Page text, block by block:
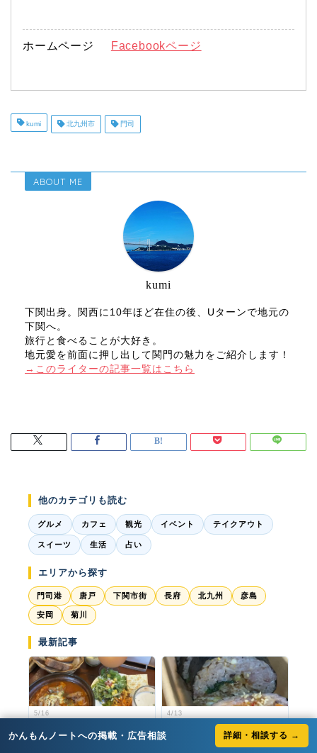
ホームページ Facebookページ
kumi 北九州市 門司
ABOUT ME
kumi
下関出身。関西に10年ほど在住の後、Uターンで地元の
下関へ。
旅行と食べることが大好き。
地元愛を前面に押し出して関門の魅力をご紹介します！
→このライターの記事一覧はこちら
他のカテゴリも読む
グルメ カフェ 観光 イベント テイクアウト
スイーツ 生活 占い
エリアから探す
門司港 唐戸 下関市街 長府 北九州 彦島
安岡 菊川
最新記事
5/16
別ランチ「ch...
4/13
発見！リピート率９割！キン
パが美味すぎる...
かんもんノートへの掲載・広告相談 詳細・相談する →